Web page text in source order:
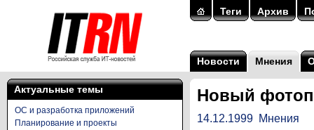
Теги Архив
Новости Мнения
Актуальные темы
ОС и разработка приложений
Планирование и проекты
Новый
14.12.1999 Мнения